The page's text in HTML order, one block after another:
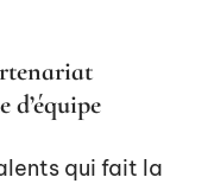
qui fait la